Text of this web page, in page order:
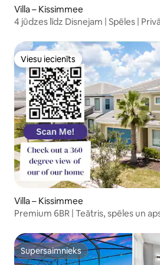
Villa – Kissimmee
4 jūdzes līdz Disnejam | Spēles |
Viesu iecienīts
Viesu iecienīts
Villa – Kissimmee
Premium 6BR | Teātris, spēles un
Supersaimnieks
Supersaimnieks